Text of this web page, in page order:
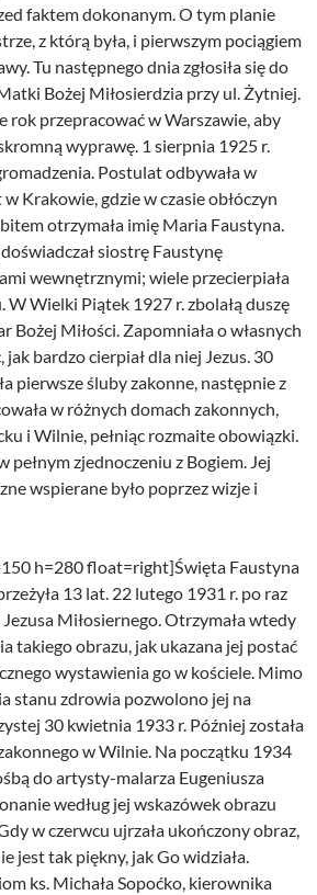
faktem dokonanym. O tym planie
z którą była, i pierwszym pociągiem
Tu następnego dnia zgłosiła się do
Bożej Miłosierdzia przy ul. Żytniej.
rok przepracować w Warszawie, aby
wyprawę. 1 sierpnia 1925 r.
Postulat odbywała w
Krakowie, gdzie w czasie obłóczyn
otrzymała imię Maria Faustyna.
siostrę Faustynę
wewnętrznymi; wiele przecierpiała
W Wielki Piątek 1927 r. zbolałą duszę
Bożej Miłości. Zapomniała o własnych
bardzo cierpiał dla niej Jezus. 30
pierwsze śluby zakonne, następnie z
w różnych domach zakonnych,
i Wilnie, pełniąc rozmaite obowiązki.
pełnym zjednoczeniu z Bogiem. Jej
wspierane było poprzez wizje i
h=280 float=right]Święta Faustyna
13 lat. 22 lutego 1931 r. po raz
Miłosiernego. Otrzymała wtedy
takiego obrazu, jak ukazana jej postać
wystawienia go w kościele. Mimo
stanu zdrowia pozwolono jej na
30 kwietnia 1933 r. Później została
w Wilnie. Na początku 1934
do artysty-malarza Eugeniusza
według jej wskazówek obrazu
w czerwcu ujrzała ukończony obraz,
jest tak piękny, jak Go widziała.
ks. Michała Sopoćko, kierownika